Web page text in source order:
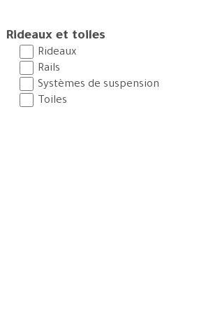
Rideaux et toiles
Rideaux
Rails
Systèmes de suspension
Toiles